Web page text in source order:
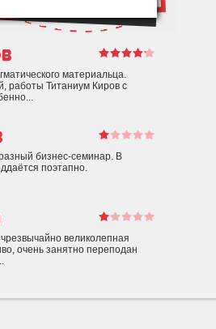
материальца.
работы Титаниум Киров с
бизнес-семинар. В
поэтапно.
великолепная
очень занятно переподан